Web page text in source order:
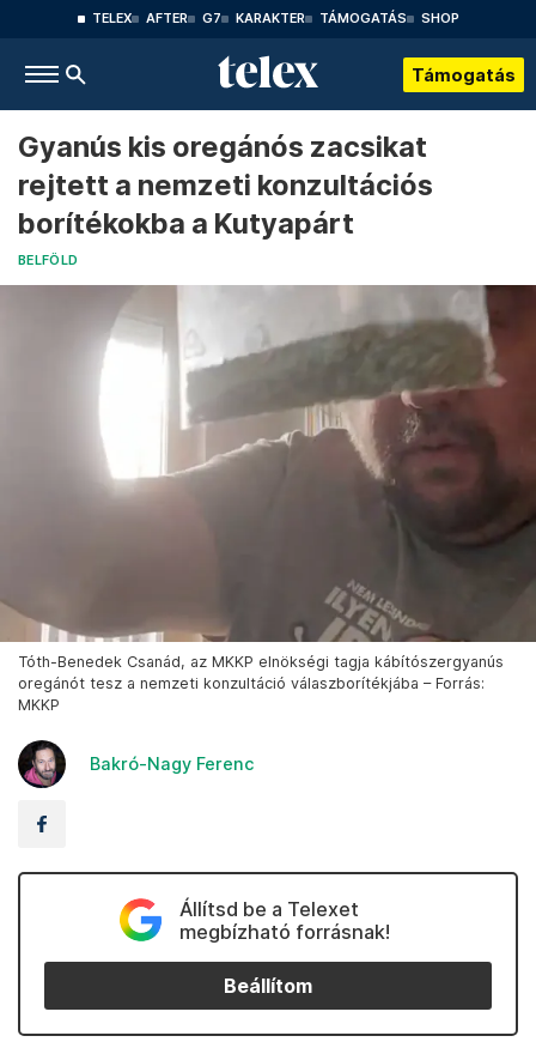
TELEX AFTER G7 KARAKTER TÁMOGATÁS SHOP
Támogatás
Gyanús kis oregánós zacsikat
rejtett a nemzeti konzultációs
borítékokba a Kutyapárt
BELFÖLD
Tóth-Benedek Csanád, az MKKP elnökségi tagja kábítószergyanús
oregánót tesz a nemzeti konzultáció válaszborítékjába – Forrás:
MKKP
Bakró-Nagy Ferenc
Állítsd be a Telexet
megbízható forrásnak!
Beállítom